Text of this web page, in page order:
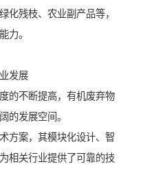
化残枝、农业副产品等，
力。
发展
的不断提高，有机废弃物
的发展空间。
方案，其模块化设计、智
相关行业提供了可靠的技